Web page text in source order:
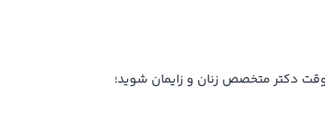
وقت دکتر متخصص زنان و زایمان شوید؛